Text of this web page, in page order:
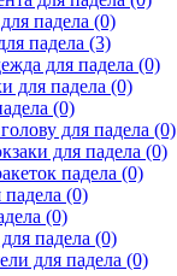
падела (0)
падела (3)
для падела (0)
для падела (0)
(0)
для падела (0)
для падела (0)
падела (0)
падела (0)
(0)
падела (0)
для падела (0)